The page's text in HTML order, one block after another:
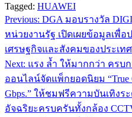
Tagged: HUAWEI
แนะแนว
เรื่อง
Previous: DGA มอบรางวัล DIGI
หน่วยงานรัฐ เปิดเผยข้อมูลเพื่
เศรษฐกิจและสังคมของประเทศ
Next: แรง ล้ำ ให้มากกว่า คร
ออนไลน์จัดแพ็กยอดนิยม “True
Gbps.” ให้ชมฟรีความบันเทิง
อัจฉริยะครบครันทั้งกล้อง